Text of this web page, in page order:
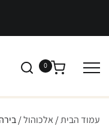
0
עמוד הבית/ אלכוהול/ בירה